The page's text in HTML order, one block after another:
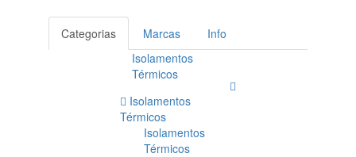
Categorias Marcas
Info
Isolamentos
Térmicos
Isolamentos
Térmicos
Isolamentos
Térmicos